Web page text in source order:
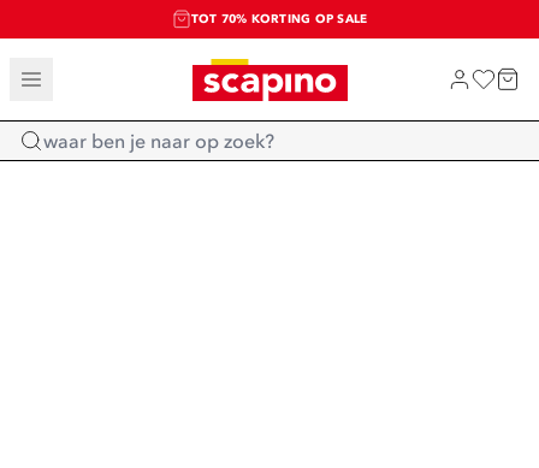
TOT 70% KORTING OP SALE
SALE: LAATSTE KANS!
SHOP NIEUW
Home